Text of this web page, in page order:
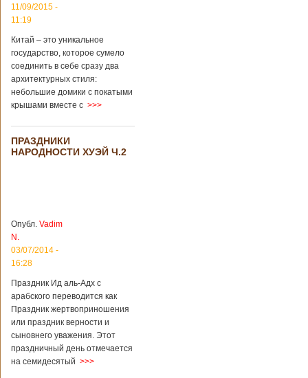
11/09/2015 -
11:19
Китай – это уникальное
государство, которое сумело
соединить в себе сразу два
архитектурных стиля:
небольшие домики с покатыми
крышами вместе с >>>
ПРАЗДНИКИ
НАРОДНОСТИ ХУЭЙ Ч.2
Опубл. Vadim
N.
03/07/2014 -
16:28
Праздник Ид аль-Адх с
арабского переводится как
Праздник жертвоприношения
или праздник верности и
сыновнего уважения. Этот
праздничный день отмечается
на семидесятый >>>